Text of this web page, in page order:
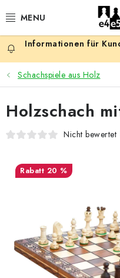
Inhalt
AKTION
SCHACHSPIELE
SCHACHFIGUREN
SCHACHBRETTER
SCHACHUHREN
SCHACH-
SCHACH ONLINE
Schachspiele aus Holz
Holzschach
Nicht bewertet
20 %